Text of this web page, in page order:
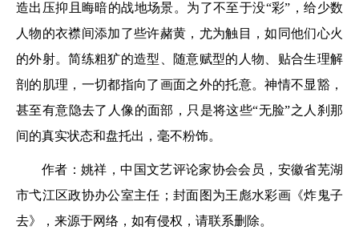
造出压抑且晦暗的战地场景。为了不至于没“彩”，给少数
人物的衣襟间添加了些许赭黄，尤为触目，如同他们心火
的外射。简练粗犷的造型、随意赋型的人物、贴合生理解
剖的肌理，一切都指向了画面之外的托意。神情不显豁，
甚至有意隐去了人像的面部，只是将这些“无脸”之人刹那
间的真实状态和盘托出，毫不粉饰。
作者：姚祥，中国文艺评论家协会会员，安徽省芜湖
市弋江区政协办公室主任；封面图为王彪水彩画《炸鬼子
去》，来源于网络，如有侵权，请联系删除。